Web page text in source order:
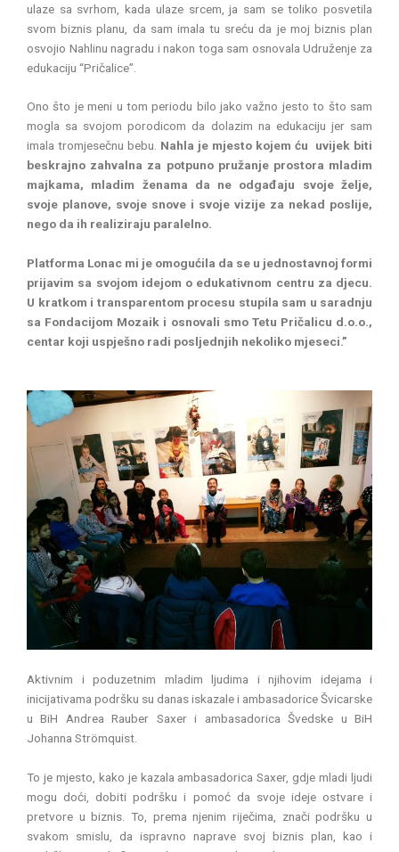
ulaze sa svrhom, kada ulaze srcem, ja sam se toliko posvetila
svom biznis planu, da sam imala tu sreću da je moj biznis plan
osvojio Nahlinu nagradu i nakon toga sam osnovala Udruženje za
edukaciju “Pričalice”.
Ono što je meni u tom periodu bilo jako važno jesto to što sam
mogla sa svojom porodicom da dolazim na edukaciju jer sam
imala tromjesečnu bebu. Nahla je mjesto kojem ću uvijek biti
beskrajno zahvalna za potpuno pružanje prostora mladim
majkama, mladim ženama da ne odgađaju svoje želje,
svoje planove, svoje snove i svoje vizije za nekad poslije,
nego da ih realiziraju paralelno.
Platforma Lonac mi je omogućila da se u jednostavnoj formi
prijavim sa svojom idejom o edukativnom centru za djecu.
U kratkom i transparentom procesu stupila sam u saradnju
sa Fondacijom Mozaik i osnovali smo Tetu Pričalicu d.o.o.,
centar koji uspješno radi posljednjih nekoliko mjeseci.”
Aktivnim i poduzetnim mladim ljudima i njihovim idejama i
inicijativama podršku su danas iskazale i ambasadorice Švicarske
u BiH Andrea Rauber Saxer i ambasadorica Švedske u BiH
Johanna Strömquist.
To je mjesto, kako je kazala ambasadorica Saxer, gdje mladi ljudi
mogu doći, dobiti podršku i pomoć da svoje ideje ostvare i
pretvore u biznis. To, prema njenim riječima, znači podršku u
svakom smislu, da ispravno naprave svoj biznis plan, kao i